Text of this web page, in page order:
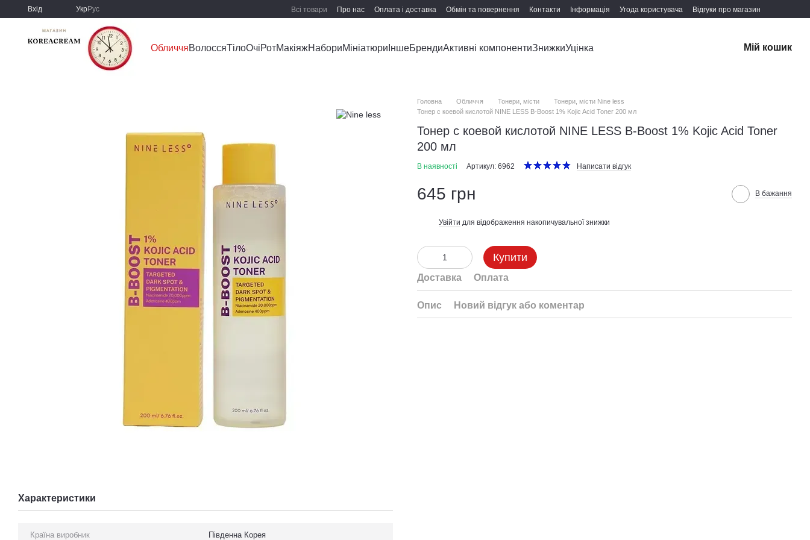
Перейти до основного контенту
Вхід УкрРус Всі товари Про нас Оплата і доставка Обмін та повернення Контакти Інформація Угода користувача Відгуки про магазин
ОбличчяВолоссяТілоОчіРотМакіяжНабориМініатюри ІншеБрендиАктивні компонентиЗнижкиУцінка Мій кошик
Характеристики
Країна виробник Південна Корея
Головна Обличчя Тонери, місти
Тонери, місти Nine less
Тонер с коевой кислотой NINE LESS B-Boost 1% Kojic Acid Toner 200 мл
Тонер с коевой кислотой NINE LESS B-Boost 1% Kojic Acid Toner
200 мл
В наявності Артикул: 6962 Написати відгук
645 грн В бажання
Увійти для відображення накопичувальної знижки
Купити
Доставка Оплата
Опис Новий відгук або коментар